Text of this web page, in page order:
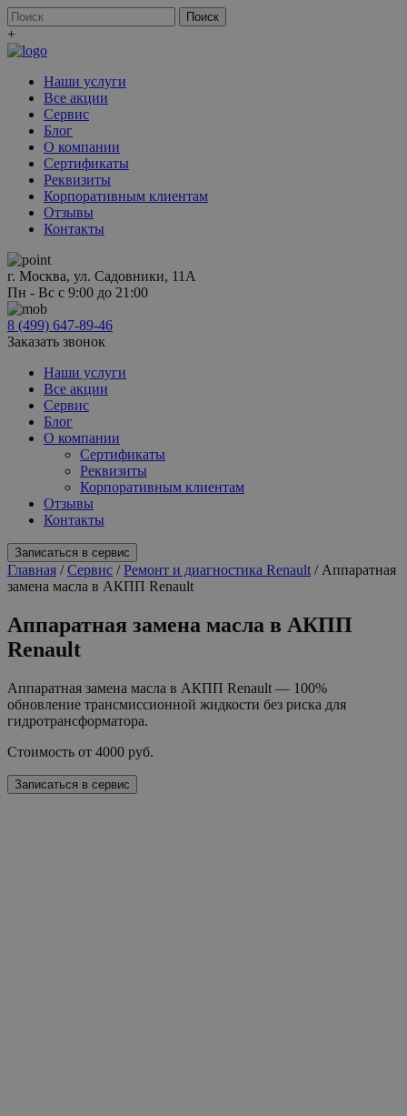
+
Наши услуги
Все акции
Сервис
Блог
О компании
Сертификаты
Реквизиты
Корпоративным клиентам
Отзывы
Контакты
г. Москва, ул. Садовники, 11А
Пн - Вс с 9:00 до 21:00
8 (499) 647-89-46
Заказать звонок
Наши услуги
Все акции
Сервис
Блог
О компании
Сертификаты
Реквизиты
Корпоративным клиентам
Отзывы
Контакты
Записаться в сервис
Главная /Сервис /Ремонт и диагностика Renault / Аппаратная
замена масла в АКПП Renault
Аппаратная замена масла в АКПП
Renault
Аппаратная замена масла в АКПП Renault — 100%
обновление трансмиссионной жидкости без риска для
гидротрансформатора.
Стоимость от 4000 руб.
Записаться в сервис